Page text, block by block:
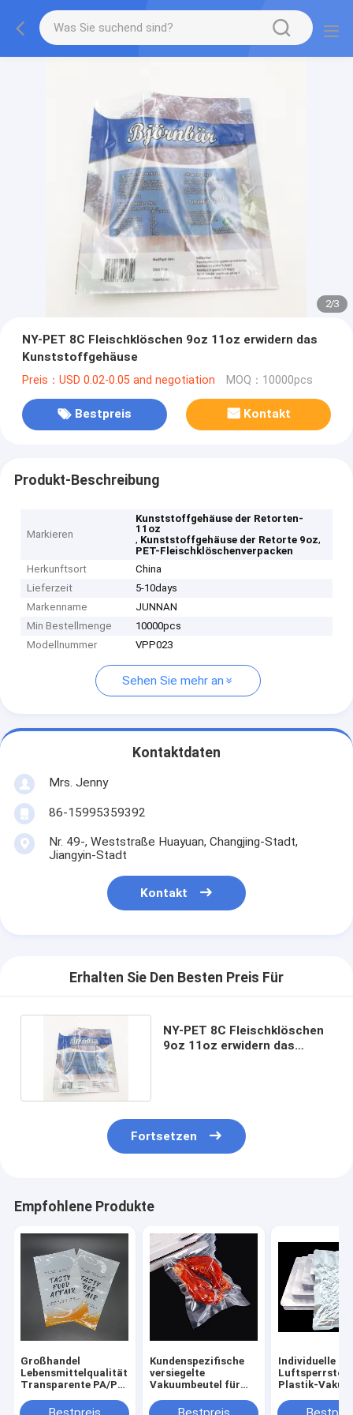
2/3
NY-PET 8C Fleischklöschen 9oz 11oz erwidern das
Kunststoffgehäuse
Preis：USD 0.02-0.05 and negotiation MOQ：10000pcs
Bestpreis Kontakt
Produkt-Beschreibung
Markieren
Kunststoffgehäuse der Retorten-
11oz
, Kunststoffgehäuse der Retorte 9oz,
PET-Fleischklöschenverpacken
Herkunftsort
China
Lieferzeit
5-10days
Markenname
JUNNAN
Min Bestellmenge
10000pcs
Modellnummer
VPP023
Sehen Sie mehr an
Kontaktdaten
Mrs. Jenny
86-15995359392
Nr. 49-, Weststraße Huayuan, Changjing-Stadt,
Jiangyin-Stadt
Kontakt
Erhalten Sie Den Besten Preis Für
NY-PET 8C Fleischklöschen
9oz 11oz erwidern das
Fortsetzen
Empfohlene Produkte
Großhandel
Lebensmittelqualität
Transparente PA/PE
Vakuumverpackung,
Kundenspezifische
versiegelte
Vakuumbeutel für
Prägung, PA/PE
Individuelle
Plastik-
Lebensmittel,